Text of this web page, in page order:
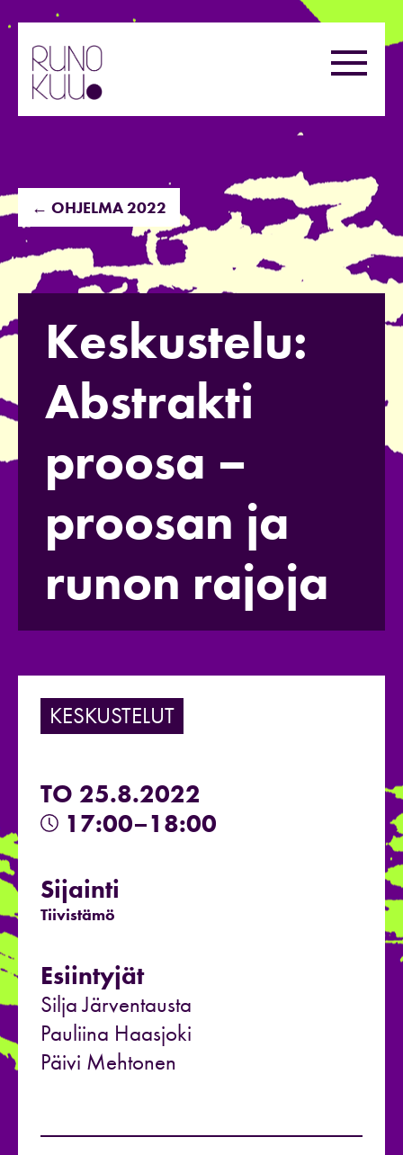
sisältöön
← OHJELMA 2022
Keskustelu:
Abstrakti
proosa –
proosan ja
runon rajoja
KESKUSTELUT
TO 25.8.2022
17:00–18:00
Sijainti
Tiivistämö
Esiintyjät
Silja Järventausta
Pauliina Haasjoki
Päivi Mehtonen